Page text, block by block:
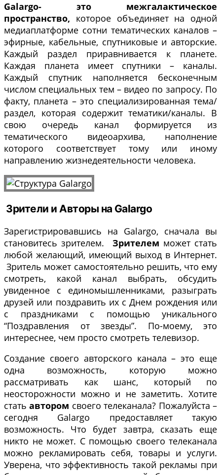
Galargo- это межгалактическое
пространство, которое объединяет на одной
медиаплатформе сотни тематических каналов –
эфирные, кабельные, спутниковые и авторские.
Каждый раздел приравнивается к планете.
Каждая планета имеет спутники – каналы.
Каждый спутник наполняется бесконечным
числом специальных тем – видео по запросу. По
факту, планета – это специализированная тема/
раздел, которая содержит тематики/каналы. В
свою очередь канал формируется из
тематического видеоархива, наполнение
которого соответствует тому или иному
направлению жизнедеятельности человека.
Зрители и Авторы на Galargo
Зарегистрировавшись на Galargo, сначала вы
становитесь зрителем.
Зрителем может стать
любой желающий, имеющий выход в Интернет.
Зритель может самостоятельно решить, что ему
смотреть, какой канал выбрать, обсудить
увиденное с единомышленниками, разыграть
друзей или поздравить их с Днем рождения или
с праздниками с помощью уникального
“Поздравления от звезды”. По-моему, это
интереснее, чем просто смотреть телевизор.
Создание своего авторского канала – это еще
одна возможность, которую можно
рассматривать как шанс, который по
неосторожности можно и не заметить. Хотите
статьавтором своего телеканала? Пожалуйста –
сегодня Galargo предоставляет такую
возможность. Что будет завтра, сказать еще
никто не может. С помощью своего телеканала
можно рекламировать себя, товары и услуги.
Уверена, что эффективность такой рекламы при